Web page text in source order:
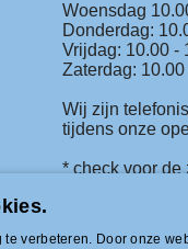
Woensdag
Donderdag:
Vrijdag: 10.00 -
Zaterdag:
Wij zijn
tijdens onze
* check voor de
verbeteren. Door onze